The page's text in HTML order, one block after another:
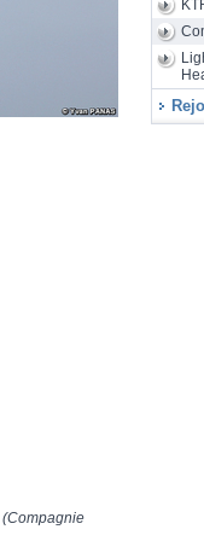
(Compagnie
28/07